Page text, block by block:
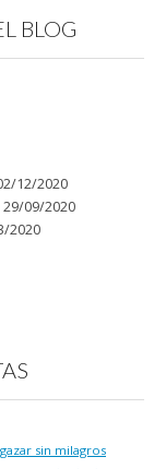
BLOG
12/2020
29/09/2020
2020
sin milagros